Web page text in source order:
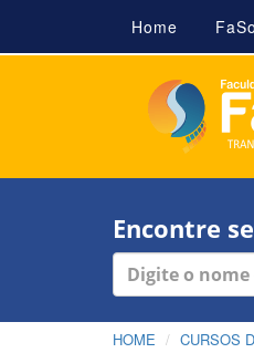
Home
Encontre
HOME CURSOS